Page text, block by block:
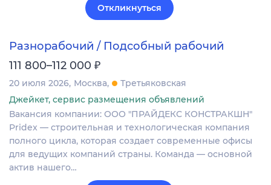
Откликнуться
Разнорабочий / Подсобный рабочий
111 800–112 000 ₽
20 июля 2026 Москва
Третьяковская
Джейкет, сервис размещения объявлений
Вакансия компании: ООО "ПРАЙДЕКС КОНСТРАКШН"
Pridex — строительная и технологическая компания
полного цикла, которая создает современные офисы
для ведущих компаний страны. Команда — основной
актив нашего…